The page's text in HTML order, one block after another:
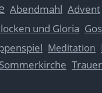
Abendmahl Advent
und Gloria
Meditation
Sommerkirche Trauer